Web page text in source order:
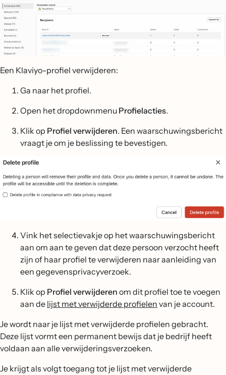
Een Klaviyo-profiel verwijderen:
Ga naar het profiel.
Open het dropdownmenu Profielacties.
Klik op Profiel verwijderen. Een waarschuwingsbericht
vraagt je om je beslissing te bevestigen.
Vink het selectievakje op het waarschuwingsbericht
aan om aan te geven dat deze persoon verzocht heeft
zijn of haar profiel te verwijderen naar aanleiding van
een gegevensprivacyverzoek.
Klik op Profiel verwijderen om dit profiel toe te voegen
aan de lijst met verwijderde profielen van je account.
Je wordt naar je lijst met verwijderde profielen gebracht.
Deze lijst vormt een permanent bewijs dat je bedrijf heeft
voldaan aan alle verwijderingsverzoeken.
Je krijgt als volgt toegang tot je lijst met verwijderde